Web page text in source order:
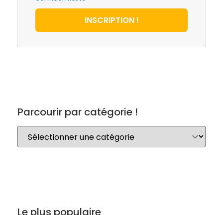
INSCRIPTION !
Parcourir par catégorie !
Le plus populaire